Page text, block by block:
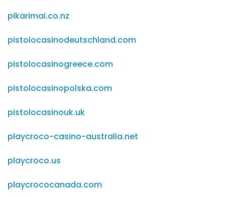
pikarimai.co.nz
pistolocasinodeutschland.com
pistolocasinogreece.com
pistolocasinopolska.com
pistolocasinouk.uk
playcroco-casino-australia.net
playcroco.us
playcrococanada.com